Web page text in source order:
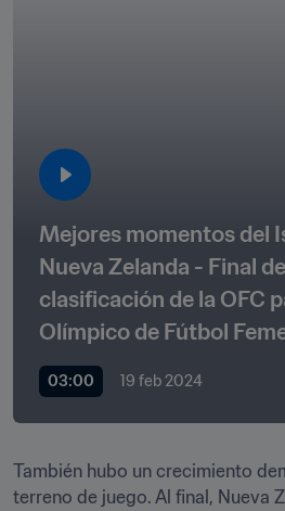
Mejores momentos del
Nueva Zelanda - Final
clasificación de la OFC
Olímpico de Fútbol
03:00 19 feb 2024
También hubo un crecimiento
terreno de juego. Al final, Nueva